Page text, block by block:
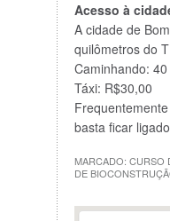
Acesso à
A cidade de
quilômetros do
Caminhando: 40
Táxi: R$30,00
basta ficar
MARCADO: CURSO
DE